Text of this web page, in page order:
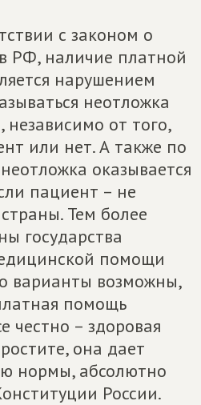
с законом о
РФ, наличие платной
нарушением
неотложка
от того,
или нет. А также по
оказывается
пациент – не
Тем более
государства
помощи
варианты возможны,
помощь
честно – здоровая
она дает
нормы, абсолютно
России.